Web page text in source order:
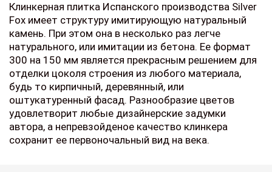
Клинкерная плитка Испанского производства Silver
Fox имеет структуру имитирующую натуральный
камень. При этом она в несколько раз легче
натурального, или имитации из бетона. Ее формат
300 на 150 мм является прекрасным решением для
отделки цоколя строения из любого материала,
будь то кирпичный, деревянный, или
оштукатуренный фасад. Разнообразие цветов
удовлетворит любые дизайнерские задумки
автора, а непревзойденое качество клинкера
сохранит ее первоночальный вид на века.